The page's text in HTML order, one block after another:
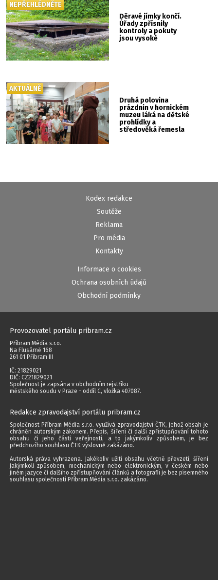
Děravé jímky končí.
Úřady zpřísnily
kontroly a pokuty
jsou vysoké
NEPŘEHLÉDNĚTE
Druhá polovina
prázdnin v hornickém
muzeu láká na dětské
prohlídky a
středověká řemesla
AKTUÁLNĚ
Kodex redakce
Soutěže
Reklama
Pro média
Kontakty
Informace o cookies
Ochrana osobních údajů
Obchodní podmínky
Provozovatel portálu pribram.cz
Příbram Média s.r.o.
Na Flusárně 168
261 01 Příbram III
IČ: 21829021
DIČ: CZ21829021
Společnost je zapsána v obchodním rejstříku
městského soudu v Praze - oddíl C, vložka 407087.
Redakce zpravodajství portálu pribram.cz
Společnost Příbram Média s.r.o. využívá zpravodajství ČTK, jehož obsah je
chráněn autorským zákonem. Přepis, šíření či další zpřístupňování tohoto
obsahu či jeho části veřejnosti, a to jakýmkoliv způsobem, je bez
předchozího souhlasu ČTK výslovně zakázáno.
Autorská práva vyhrazena. Jakékoliv užití obsahu včetně převzetí, šíření
jakýmkoli způsobem, mechanickým nebo elektronickým, v českém nebo
jiném jazyce či dalšího zpřístupňování článků a fotografií je bez písemného
souhlasu společnosti Příbram Média s.r.o. zakázáno.